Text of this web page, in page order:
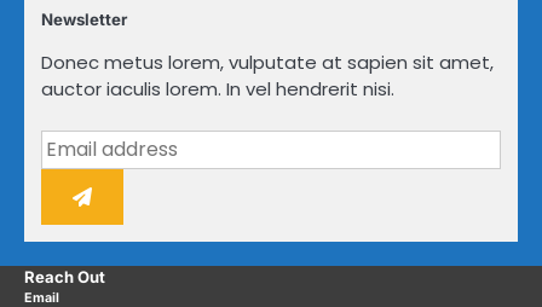
Newsletter
Donec metus lorem, vulputate at sapien sit amet,
auctor iaculis lorem. In vel hendrerit nisi.
Reach Out
Email